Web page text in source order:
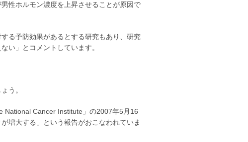
性ホルモン濃度を上昇させることが原因で
る予防効果があるとする研究もあり、研究
い」とコメントしています。
う。
Cancer Institute」の2007年5月16
増大する」という報告がおこなわれていま